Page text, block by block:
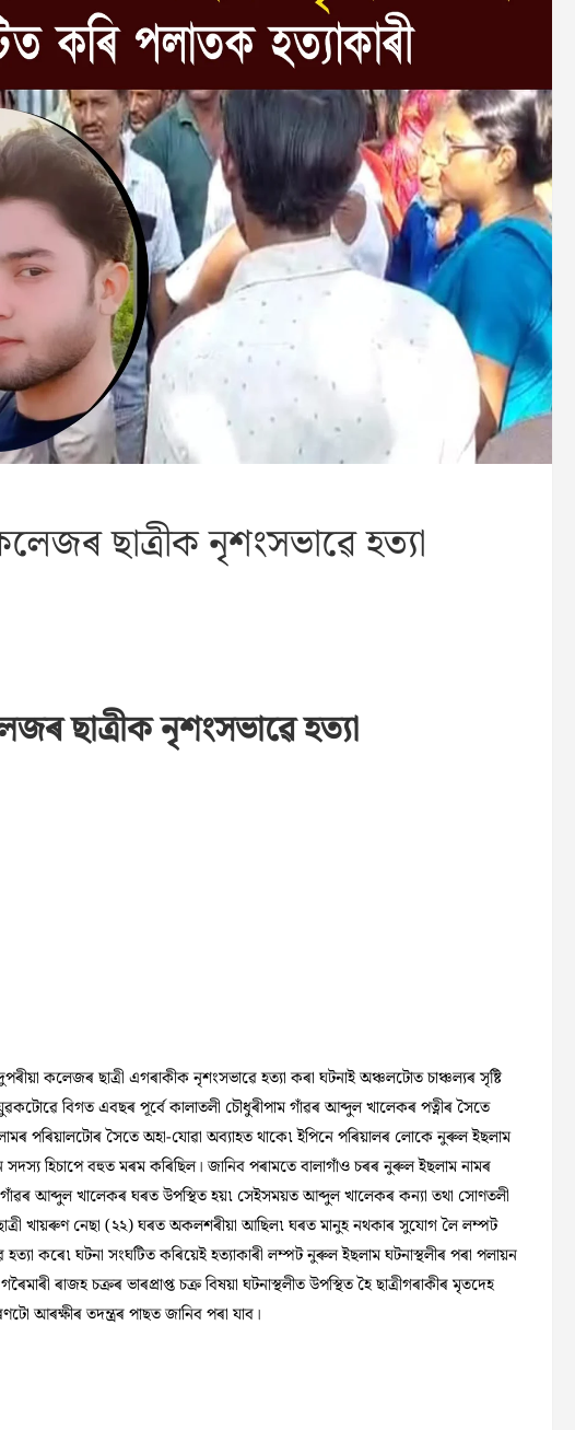
ছাত্ৰীক নৃশংসভাৱে হত্যা
ছাত্ৰীক নৃশংসভাৱে হত্যা
কলেজৰ ছাত্ৰী এগৰাকীক নৃশংসভাৱে হত্যা কৰা ঘটনাই অঞ্চলটোত চাঞ্চল্যৰ সৃষ্টি
বিগত এবছৰ পূৰ্বে কালাতলী চৌধুৰীপাম গাঁৱৰ আব্দুল খালেকৰ পত্নীৰ সৈতে
পৰিয়ালটোৰ সৈতে অহা-যোৱা অব্যাহত থাকে৷ ইপিনে পৰিয়ালৰ লোকে নুৰুল ইছলাম
হিচাপে বহুত মৰম কৰিছিল। জানিব পৰামতে বালাগাঁও চৰৰ নুৰুল ইছলাম নামৰ
আব্দুল খালেকৰ ঘৰত উপস্থিত হয়৷ সেইসময়ত আব্দুল খালেকৰ কন্যা তথা সোণতলী
ছাত্ৰী খায়ৰুণ নেছা (২২) ঘৰত অকলশৰীয়া আছিল৷ ঘৰত মানুহ নথকাৰ সুযোগ লৈ লম্পট
কৰে৷ ঘটনা সংঘটিত কৰিয়েই হত্যাকাৰী লম্পট নুৰুল ইছলাম ঘটনাস্থলীৰ পৰা পলায়ন
ৰাজহ চক্ৰৰ ভাৰপ্ৰাপ্ত চক্ৰ বিষয়া ঘটনাস্থলীত উপস্থিত হৈ ছাত্ৰীগৰাকীৰ মৃতদেহ
আৰক্ষীৰ তদন্ত্ৰৰ পাছত জানিব পৰা যাব।